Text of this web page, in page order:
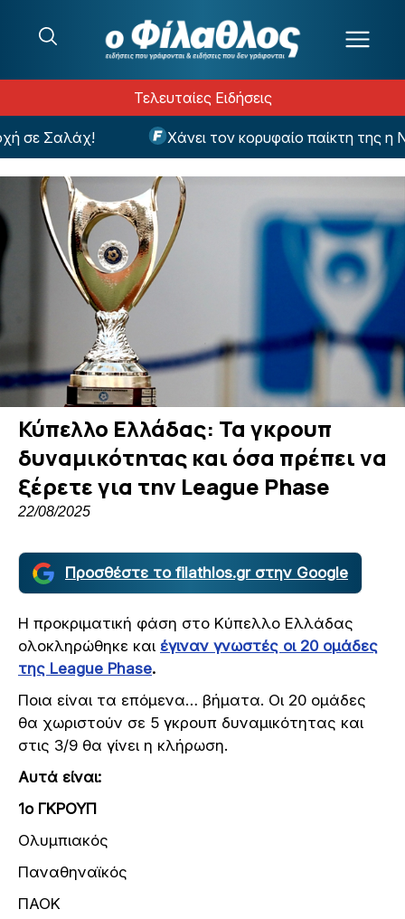
Τελευταίες Ειδήσεις
Σαλάχ! Χάνει τον κορυφαίο παίκτη της η
Κύπελλο Ελλάδας: Τα γκρουπ
δυναμικότητας και όσα πρέπει να
ξέρετε για την League Phase
22/08/2025
Προσθέστε το filathlos.gr στην Google
Η προκριματική φάση στο Κύπελλο Ελλάδας
ολοκληρώθηκε και έγιναν γνωστές οι 20 ομάδες
της League Phase.
Ποια είναι τα επόμενα… βήματα. Οι 20 ομάδες
θα χωριστούν σε 5 γκρουπ δυναμικότητας και
στις 3/9 θα γίνει η κλήρωση.
Αυτά είναι:
1ο ΓΚΡΟΥΠ
Ολυμπιακός
Παναθηναϊκός
ΠΑΟΚ